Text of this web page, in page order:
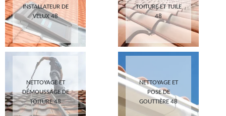
INSTALLATEUR DE
VELUX 48
TOITURE ET TUILE
48
NETTOYAGE ET
DÉMOUSSAGE DE
TOITURE 48
NETTOYAGE ET
POSE DE
GOUTTIÈRE 48